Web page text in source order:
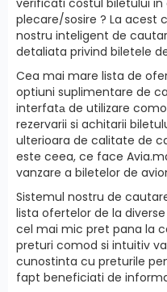
plecare/sosire ? La acest
nostru inteligent de
detaliata privind biletele
Cea mai mare lista de
optiuni suplimentare de
interfatа de utilizare
rezervarii si achitarii
ulterioara de calitate de
este ceea, ce face
vanzare a biletelor de
Sistemul nostru de
lista ofertelor de la
cel mai mic pret pana la
preturi comod si intuitiv
cunostinta cu preturile
fapt beneficiati de